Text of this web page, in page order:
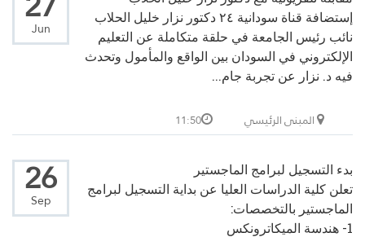
Jun
إستضافة قناة سودانية ٢٤ دكتور نزار خليل الحلاب
نائب رئيس الجامعة في حلقة متكاملة عن التعليم
الإلكتروني في السودان بين الواقع والمأمول وتحدث
فيه د. نزار عن تجربة جام...
المبنى الرئيسي 11:50
26
Sep
بدء التسجيل لبرامج الماجستير
تعلن كلية الدراسات العليا عن بداية التسجيل لبرامج
الماجستير بالتخصصات:
1- هندسة الميكاترونكس